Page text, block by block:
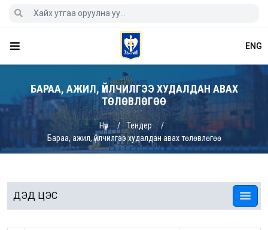
ENG
БАРАА, АЖИЛ, ҮЙЛЧИЛГЭЭ ХУДАЛДАН АВАХ
ТӨЛӨВЛӨГӨӨ
Нүүр
Тендер
Бараа, ажил, үйлчилгээ худалдан авах төлөвлөгөө
ДЭД ЦЭС